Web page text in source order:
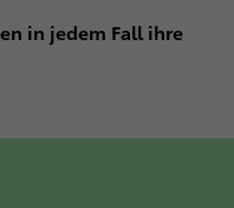
in jedem Fall ihre